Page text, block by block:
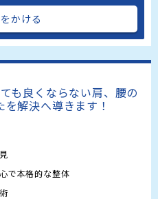
かける
も良くならない肩、腰の
解決へ導きます！
で本格的な整体